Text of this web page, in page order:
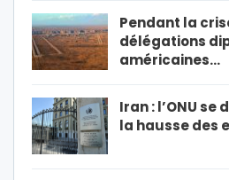
Pendant la
délégations
américaines…
Iran : l’ONU se
la hausse des